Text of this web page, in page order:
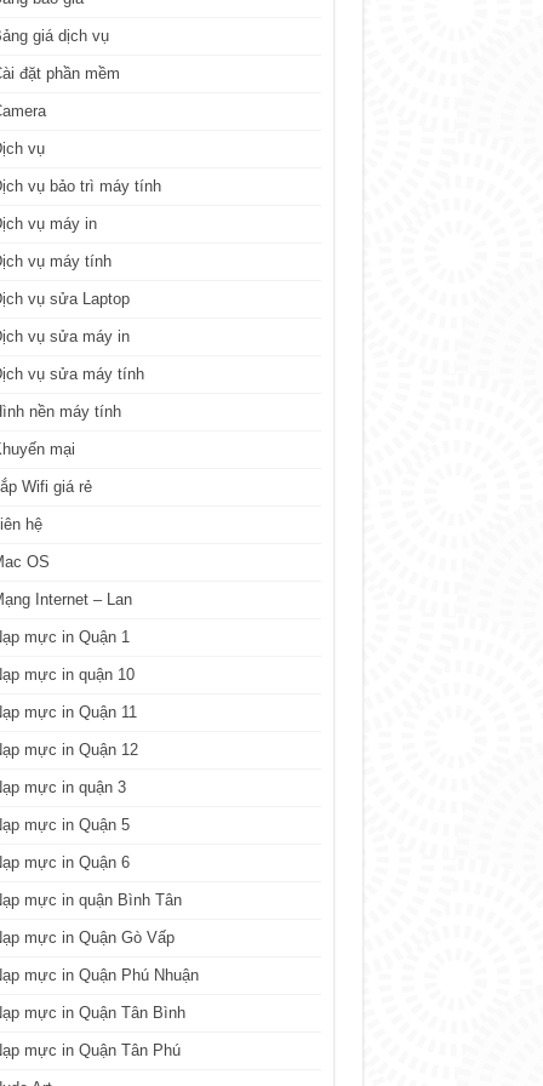
giá dịch vụ
đặt phần mềm
vụ
vụ bảo trì máy tính
vụ máy in
vụ máy tính
vụ sửa Laptop
vụ sửa máy in
vụ sửa máy tính
nền máy tính
mại
Wifi giá rẻ
hệ
OS
Internet – Lan
mực in Quận 1
mực in quận 10
mực in Quận 11
mực in Quận 12
mực in quận 3
mực in Quận 5
mực in Quận 6
mực in quận Bình Tân
mực in Quận Gò Vấp
mực in Quận Phú Nhuận
mực in Quận Tân Bình
mực in Quận Tân Phú